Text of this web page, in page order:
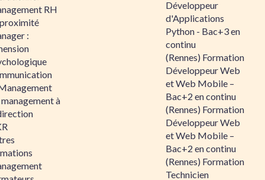
RH
:
à
Développeur
d'Applications
Python - Bac+3 en
continu
(Rennes) Formation
Développeur Web
et Web Mobile –
Bac+2 en continu
(Rennes) Formation
Développeur Web
et Web Mobile –
Bac+2 en continu
(Rennes) Formation
Technicien